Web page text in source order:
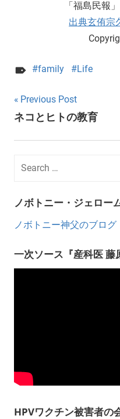
「福島民報
出典玄侑
family Life
Post
navigation
Previous Post
ネコとヒトの教育
ノボトニー・ジェロー
ノボトニー神父のブログ
一次ソース『産科医 藤
HPVワクチン被害者の